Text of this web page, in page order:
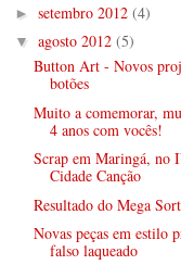
► setembro 2012 (4)
▼ agosto 2012 (5)
Button Art - Novos
botões
Muito a comemorar,
4 anos com vocês!
Scrap em Maringá, no
Cidade Canção
Resultado do Mega
Novas peças em estilo
falso laqueado